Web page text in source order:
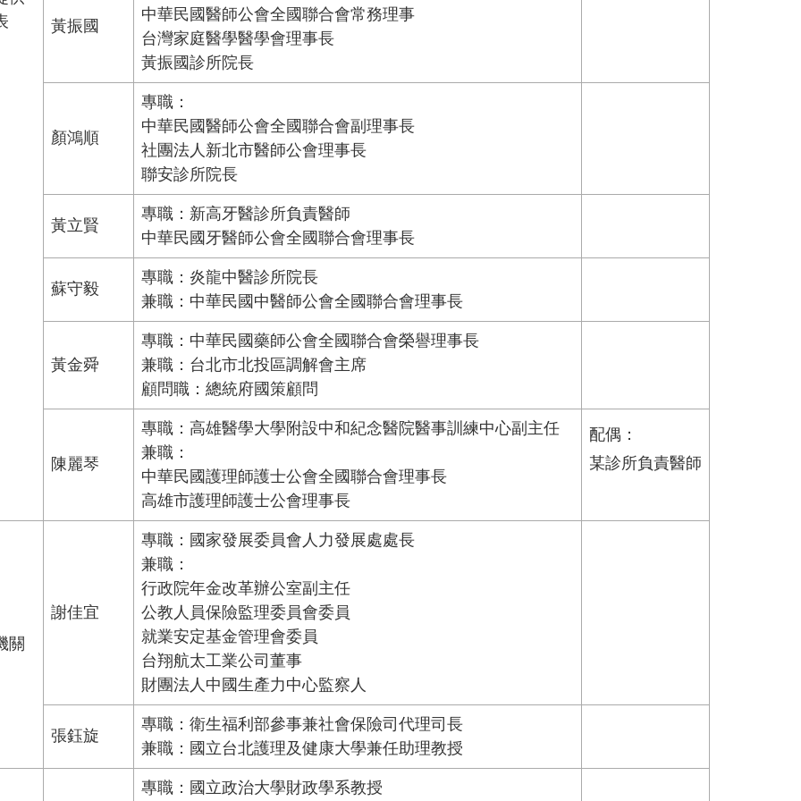
黃振國
中華民國醫師公會全國聯合會常務理事
台灣家庭醫學醫學會理事長
黃振國診所院長
顏鴻順
專職：
中華民國醫師公會全國聯合會副理事長
社團法人新北市醫師公會理事長
聯安診所院長
黃立賢
專職：新高牙醫診所負責醫師
中華民國牙醫師公會全國聯合會理事長
蘇守毅
專職：炎龍中醫診所院長
兼職：中華民國中醫師公會全國聯合會理事長
黃金舜
專職：中華民國藥師公會全國聯合會榮譽理事長
兼職：台北市北投區調解會主席
顧問職：總統府國策顧問
陳麗琴
專職：高雄醫學大學附設中和紀念醫院醫事訓練中心副主任
兼職：
中華民國護理師護士公會全國聯合會理事長
高雄市護理師護士公會理事長
配偶：
某診所負責醫師
關
謝佳宜
專職：國家發展委員會人力發展處處長
兼職：
行政院年金改革辦公室副主任
公教人員保險監理委員會委員
就業安定基金管理會委員
台翔航太工業公司董事
財團法人中國生產力中心監察人
張鈺旋
專職：衛生福利部參事兼社會保險司代理司長
兼職：國立台北護理及健康大學兼任助理教授
專職：國立政治大學財政學系教授